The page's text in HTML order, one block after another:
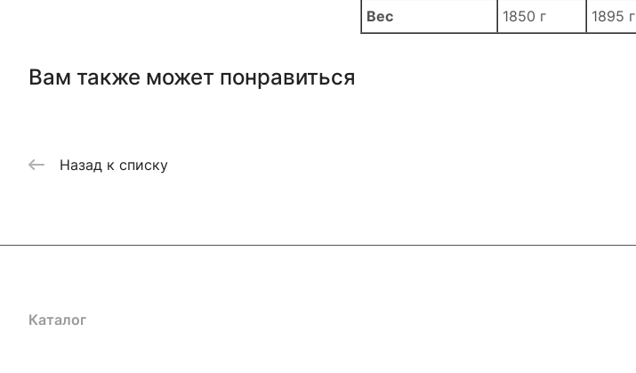
Вес
1850 г 1895 г
Вам также может понравиться
Назад к списку
Каталог